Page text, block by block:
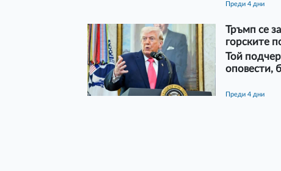
преди 4 дни
Тръмп се
горските
Той
оповести,
преди 4 дни